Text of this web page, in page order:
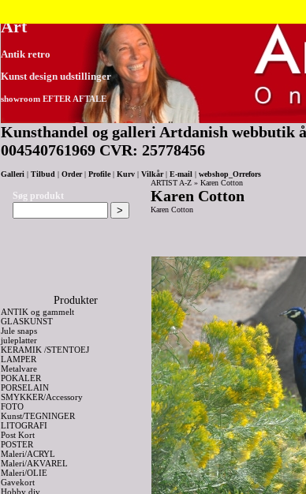
Art
Antik retro
Kunst design udstillinger
showroom EFTER AFTALE
Kunsthandel og galleri Artdanish webbutik
004540761969 CVR: 25778456
Galleri Tilbud Order| Profile| Kurv Vilkår| E-mail webshop_Orrefors
Søg produkt
Produkter
ANTIK og gammelt
GLASKUNST
Jule snaps
juleplatter
KERAMIK /STENTOEJ
LAMPER
Metalvare
POKALER
PORSELAIN
SMYKKER/Accessory
FOTO
Kunst/TEGNINGER
LITOGRAFI
Post Kort
POSTER
Maleri/ACRYL
Maleri/AKVAREL
Maleri/OLIE
Gavekort
Hobby div
ARTIST A-Z » Karen Cotton
Karen Cotton
Karen Cotton